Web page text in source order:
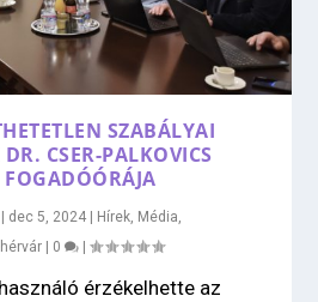
SZABÁLYAI
CSER-PALKOVICS
dec 5, 2024 Hírek, Média,
0 |
érzékelhette az